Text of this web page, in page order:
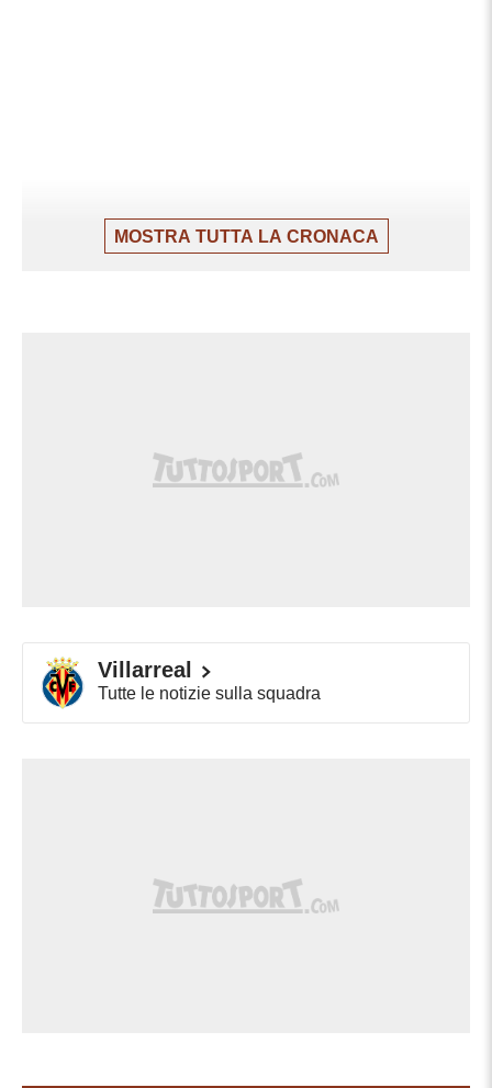
MOSTRA TUTTA LA CRONACA
Villarreal
Tutte le notizie sulla squadra